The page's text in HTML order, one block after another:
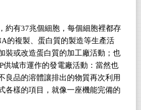
約有37兆個細胞，每個細胞裡都存
的複製、蛋白質的製造等生產活
裝或改造蛋白質的加工廠活動；也
供城市運作的發電廠活動：當然也
良品的溶體讓排出的物質再次利用
各樣的項目，就像一座機能完備的